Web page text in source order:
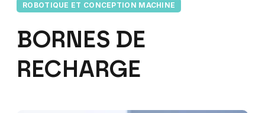
ROBOTIQUE ET CONCEPTION MACHINE
BORNES DE
RECHARGE